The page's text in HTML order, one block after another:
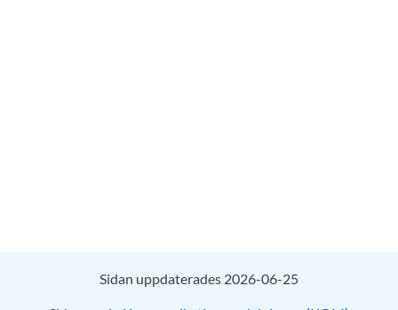
Sidan uppdaterades 2026-06-25